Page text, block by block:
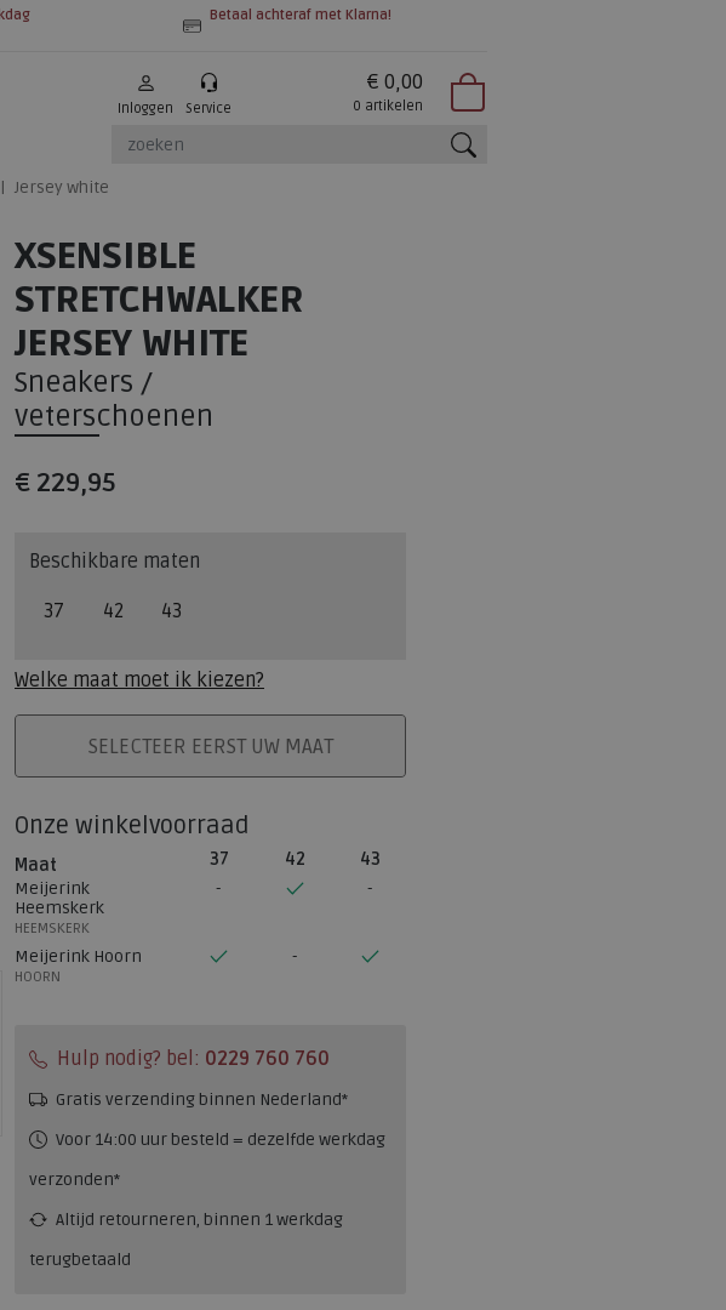
Betaal achteraf met Klarna!
Inloggen Service
€ 0,00
0 artikelen
Jersey white
XSENSIBLE
STRETCHWALKER
JERSEY WHITE
Sneakers /
veterschoenen
€ 229,95
Beschikbare maten
37 42 43
Welke maat moet ik kiezen?
PLAATS IN WINKELMAND
SELECTEER EERST UW MAAT
Onze winkelvoorraad
Maat 37 42
43
Meijerink
Heemskerk
HEEMSKERK
Meijerink Hoorn
HOORN
Hulp nodig? bel: 0229 760 760
Gratis verzending binnen Nederland*
Voor 14:00 uur besteld = dezelfde werkdag
verzonden*
Altijd retourneren, binnen 1 werkdag
terugbetaald